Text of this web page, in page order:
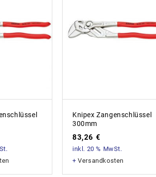
Knipex Zangenschlüssel
300mm
83,26 €
inkl. 20 % MwSt.
+Versandkosten